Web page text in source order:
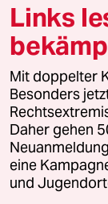
© 2026 taz
Alle Rechte
wenden Sie sich
Feedback
Leitlinie
Links
Mit doppelter
Besonders
Daher gehen
eine
und